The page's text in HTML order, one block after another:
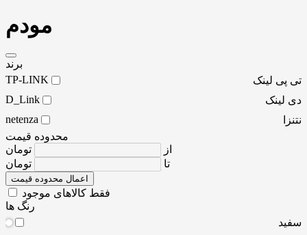
مودم
برند
تی پی لینک
TP-LINK
دی لینک
D_Link
نتنزا
netenza
محدوده قیمت
از
تومان
تا
تومان
اعمال محدوده قیمت
فقط کالاهای موجود
رنگ ها
سفید